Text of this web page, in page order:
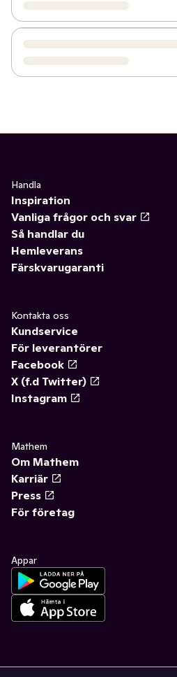
Handla
Inspiration
Vanliga frågor och svar
Så handlar du
Hemleverans
Färskvarugaranti
Kontakta oss
Kundservice
För leverantörer
Facebook
X (f.d Twitter)
Instagram
Mathem
Om Mathem
Karriär
Press
För företag
Appar